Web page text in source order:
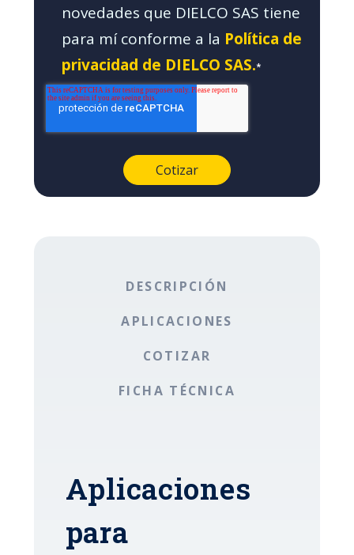
novedades que DIELCO SAS tiene
para mí conforme a la Política de
privacidad de DIELCO SAS.*
DESCRIPCIÓN
APLICACIONES
COTIZAR
FICHA TÉCNICA
Aplicaciones
para